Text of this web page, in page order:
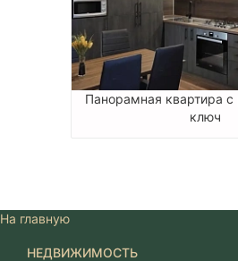
Панорамная квартира
ключ
На главную
НЕДВИЖИМОСТЬ